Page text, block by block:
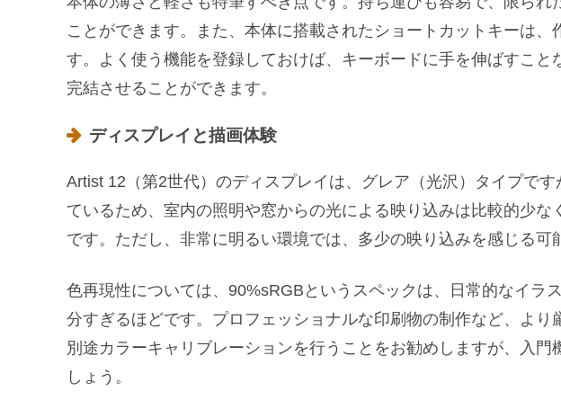
ことができます。また、本体に搭載されたショートカットキーは、
す。よく使う機能を登録しておけば、キーボードに手を伸ばすこと
完結させることができます。
ディスプレイと描画体験
Artist 12（第2世代）のディスプレイは、グレア（光沢）タイプで
ているため、室内の照明や窓からの光による映り込みは比較的少な
です。ただし、非常に明るい環境では、多少の映り込みを感じる可
色再現性については、90%sRGBというスペックは、日常的なイラ
分すぎるほどです。プロフェッショナルな印刷物の制作など、より
別途カラーキャリブレーションを行うことをお勧めしますが、入門
しょう。